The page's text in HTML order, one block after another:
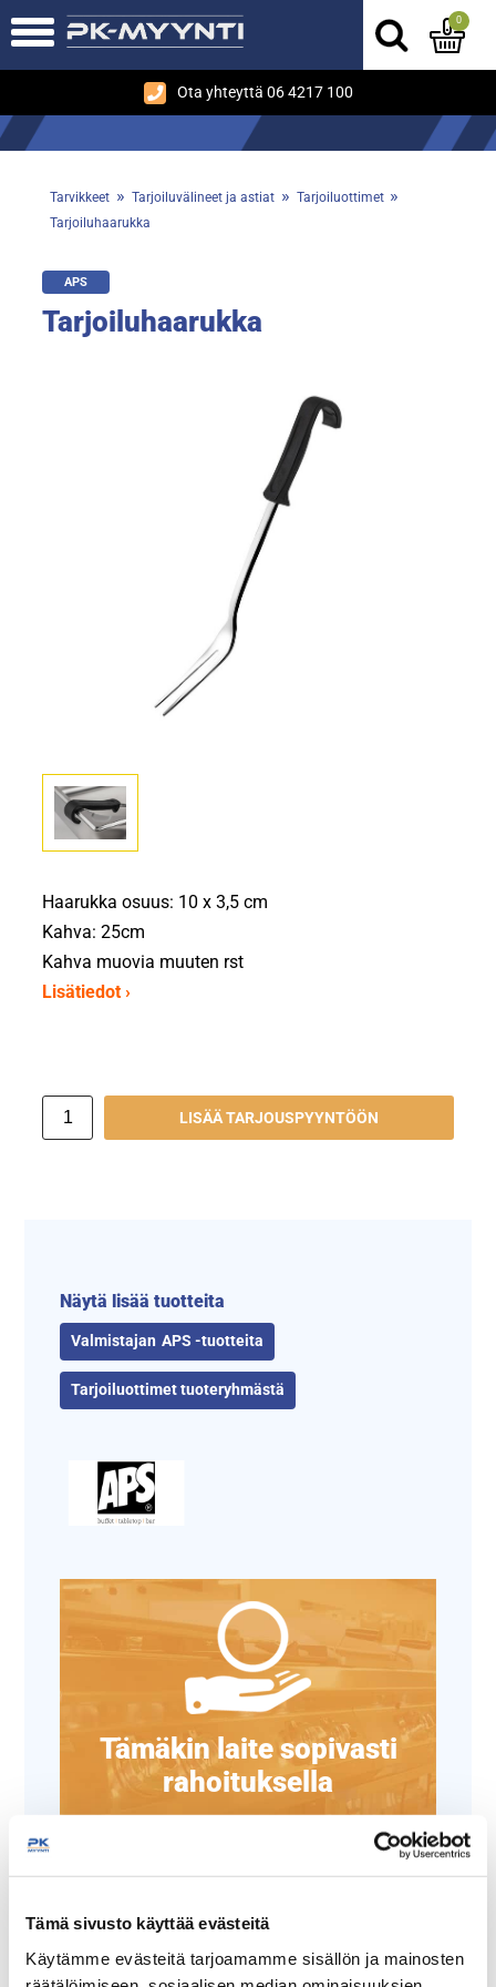
Tämä sivusto käyttää evästeitä
Käytämme evästeitä tarjoamamme sisällön ja mainosten
Ota yhteyttä 06 4217 100
0
Tarvikkeet » Tarjoiluvälineet ja astiat » Tarjoiluottimet »
Tarjoiluhaarukka
APS
Tarjoiluhaarukka
Haarukka osuus: 10 x 3,5 cm
Kahva: 25cm
Kahva muovia muuten rst
Lisätiedot ›
LISÄÄ TARJOUSPYYNTÖÖN
Näytä lisää tuotteita
APS -tuotteita
Tarjoiluottimet tuoteryhmästä
Tämäkin laite sopivasti
rahoituksella